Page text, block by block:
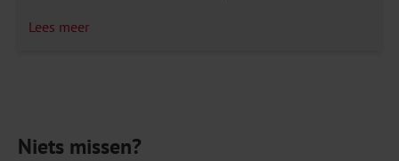
Niets missen?
keuzehulp is geschikt voor […]
Lees meer